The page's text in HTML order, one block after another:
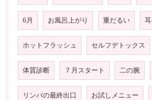
6月 お風呂上がり 重だるい
ホットフラッシュ セルフデトックス
体質診断 ７月スタート 二の腕
リンパの最終出口 お試しメニュー